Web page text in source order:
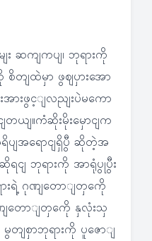
ျး ဆကျကပျ၊ ဘုရားကို
တျထဲမှာ ဖွဈပှားအော
အားဖွင့ျလညျးပဲမကော
တယျ။ကံဆိုးမိုးမှောငျက
ျအရောငျရှိပွီ ဆိုတဲ့အ
ရငျ ဘုရားကို အာရုံပွုပွီး
းရဲ့ ဂုဏျတောျတှကေို
ဏျတောျတှကေို နှလုံးသှ
ား မွတျစှာဘုရားကို ပူဇောျ